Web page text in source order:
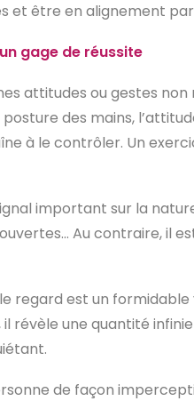
et être en alignement
gage de réussite
attitudes ou gestes non
des mains,
à le contrôler. Un
important sur la
Au contraire, il
regard est un
une quantité
de façon